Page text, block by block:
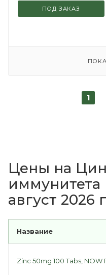
ПОД ЗАКАЗ
1
Цены на
иммунитета
август 2026
Название
Zinc 50mg 100 Tabs, NOW